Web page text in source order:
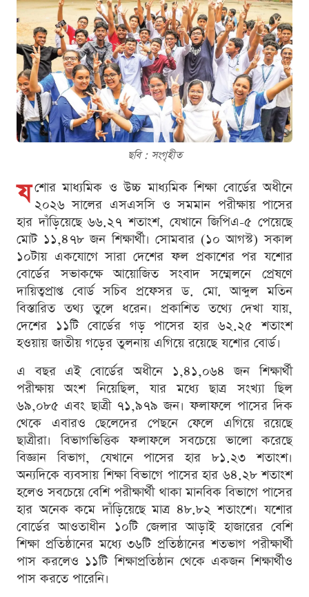
ছবি : সংগৃহীত
য শোর মাধ্যমিক ও উচ্চ মাধ্যমিক শিক্ষা বোর্ডের অধীনে
২০২৬ সালের এসএসসি ও সমমান পরীক্ষায় পাসের
হার দাঁড়িয়েছে ৬৬.২৭ শতাংশ, যেখানে জিপিএ-৫ পেয়েছে
মোট ১১,৪৭৮ জন শিক্ষার্থী। সোমবার (১০ আগস্ট) সকাল
১০টায় একযোগে সারা দেশের ফল প্রকাশের পর যশোর
বোর্ডের সভাকক্ষে আয়োজিত সংবাদ সম্মেলনে প্রেষণে
দায়িত্বপ্রাপ্ত বোর্ড সচিব প্রফেসর ড. মো. আব্দুল মতিন
বিস্তারিত তথ্য তুলে ধরেন। প্রকাশিত তথ্যে দেখা যায়,
দেশের ১১টি বোর্ডের গড় পাসের হার ৬২.২৫ শতাংশ
হওয়ায় জাতীয় গড়ের তুলনায় এগিয়ে রয়েছে যশোর বোর্ড।
এ বছর এই বোর্ডের অধীনে ১,৪১,০৬৪ জন শিক্ষার্থী
পরীক্ষায় অংশ নিয়েছিল, যার মধ্যে ছাত্র সংখ্যা ছিল
৬৯,০৮৫ এবং ছাত্রী ৭১,৯৭৯ জন। ফলাফলে পাসের দিক
থেকে এবারও ছেলেদের পেছনে ফেলে এগিয়ে রয়েছে
ছাত্রীরা। বিভাগভিত্তিক ফলাফলে সবচেয়ে ভালো করেছে
বিজ্ঞান বিভাগ, যেখানে পাসের হার ৮১.২৩ শতাংশ।
অন্যদিকে ব্যবসায় শিক্ষা বিভাগে পাসের হার ৬৪.২৮ শতাংশ
হলেও সবচেয়ে বেশি পরীক্ষার্থী থাকা মানবিক বিভাগে পাসের
হার অনেক কমে দাঁড়িয়েছে মাত্র ৪৮.৮২ শতাংশে। যশোর
বোর্ডের আওতাধীন ১০টি জেলার আড়াই হাজারের বেশি
শিক্ষা প্রতিষ্ঠানের মধ্যে ৩৬টি প্রতিষ্ঠানের শতভাগ পরীক্ষার্থী
পাস করলেও ১১টি শিক্ষাপ্রতিষ্ঠান থেকে একজন শিক্ষার্থীও
পাস করতে পারেনি।